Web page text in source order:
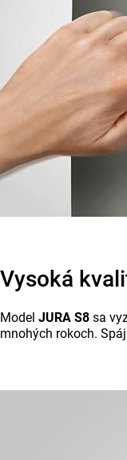
Vysoká
Model JURA S8 sa
mnohých rokoch.